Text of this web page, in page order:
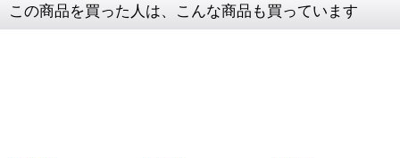
この商品を買った人は、こんな商品も買っています